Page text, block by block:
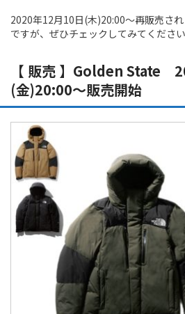
2020年12月10日(木)20:00～再販売さ
ですが、ぜひチェックしてみてください
【 販売 】Golden State
(金)20:00～販売開始